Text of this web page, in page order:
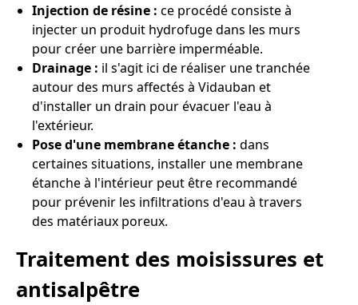
Injection de résine : ce procédé consiste à
injecter un produit hydrofuge dans les murs
pour créer une barrière imperméable.
Drainage : il s'agit ici de réaliser une tranchée
autour des murs affectés à Vidauban et
d'installer un drain pour évacuer l'eau à
l'extérieur.
Pose d'une membrane étanche : dans
certaines situations, installer une membrane
étanche à l'intérieur peut être recommandé
pour prévenir les infiltrations d'eau à travers
des matériaux poreux.
Traitement des moisissures et
antisalpêtre